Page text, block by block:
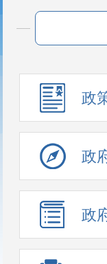
政
政
政